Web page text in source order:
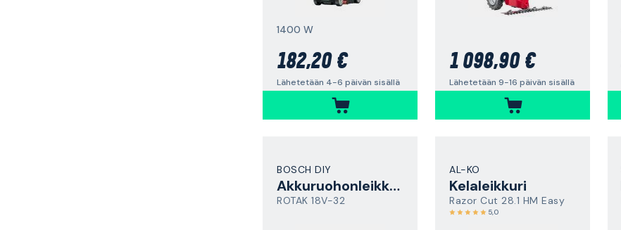
1400 W
182,20 €
Lähetetään 4-6 päivän sisällä
1 098,90 €
Lähetetään 9-16 päivän sisällä
BOSCH DIY
Akkuruohonleikkuri
ROTAK 18V-32
AL-KO
Kelaleikkuri
Razor Cut 28.1 HM Easy
5,0